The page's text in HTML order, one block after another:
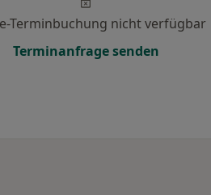
Terminbuchung nicht verfügbar
Terminanfrage senden